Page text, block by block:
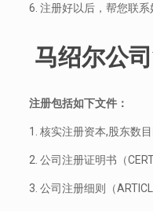
6. 注册好以后，帮您联系
马绍尔公
注册包括如下文件：
1. 核实注册资本,股东数
2. 公司注册证明书（
3. 公司注册细则（